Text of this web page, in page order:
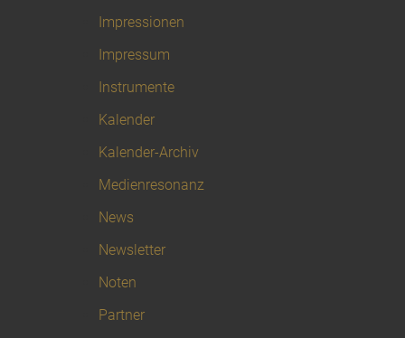
Impressionen
Impressum
Instrumente
Kalender
Kalender-Archiv
Medienresonanz
News
Newsletter
Noten
Partner